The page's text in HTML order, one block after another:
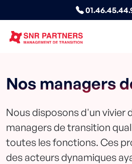
Nos managers
Nous disposons d'un vivier
managers de transition
toutes les fonctions. Ces
des acteurs dynamiques